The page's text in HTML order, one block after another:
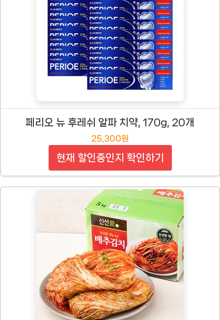
페리오 뉴 후레쉬 알파 치약, 170g, 20개
25,300원
현재 할인중인지 확인하기